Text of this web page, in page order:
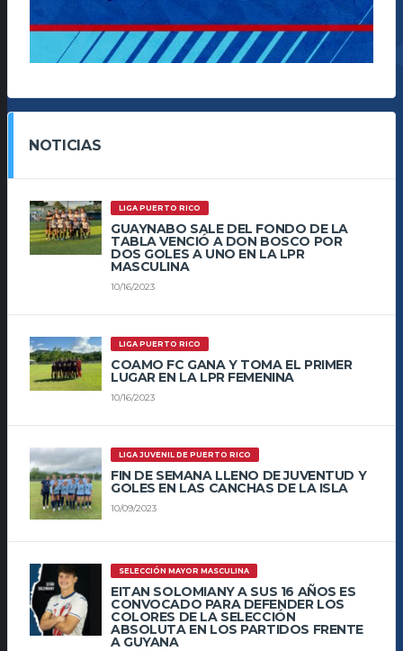
NOTICIAS
LIGA PUERTO RICO
GUAYNABO SALE DEL FONDO DE LA
TABLA VENCIÓ A DON BOSCO POR
DOS GOLES A UNO EN LA LPR
MASCULINA
10/16/2023
LIGA PUERTO RICO
COAMO FC GANA Y TOMA EL PRIMER
LUGAR EN LA LPR FEMENINA
10/16/2023
LIGA JUVENIL DE PUERTO RICO
FIN DE SEMANA LLENO DE JUVENTUD Y
GOLES EN LAS CANCHAS DE LA ISLA
10/09/2023
SELECCIÓN MAYOR MASCULINA
EITAN SOLOMIANY A SUS 16 AÑOS ES
CONVOCADO PARA DEFENDER LOS
COLORES DE LA SELECCIÓN
ABSOLUTA EN LOS PARTIDOS FRENTE
A GUYANA